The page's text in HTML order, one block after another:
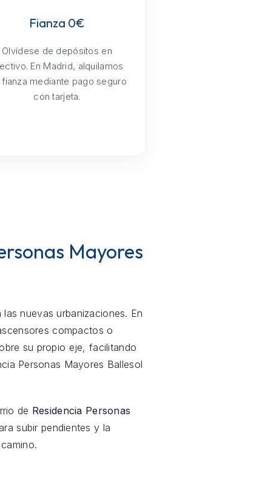
Fianza 0€
Olvídese de depósitos en
En Madrid, alquilamos
fianza mediante pago seguro
con tarjeta.
Mayores
nuevas urbanizaciones. En
compactos o
su propio eje, facilitando
Personas Mayores Ballesol
de Residencia Personas
subir pendientes y la